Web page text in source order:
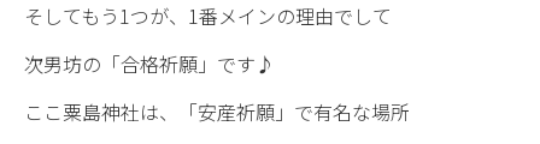
そしてもう1つが、1番メインの理由でして
次男坊の「合格祈願」です♪
ここ粟島神社は、「安産祈願」で有名な場所